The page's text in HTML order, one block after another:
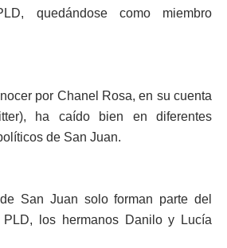
quedándose como miembro
por Chanel Rosa, en su cuenta
ha caído bien en diferentes
de San Juan.
San Juan solo forman parte del
los hermanos Danilo y Lucía